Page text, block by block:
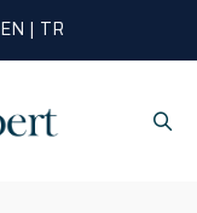
EN | TR